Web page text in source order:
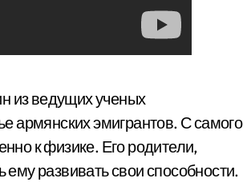
из ведущих ученых
армянских эмигрантов. С самого
к физике. Его родители,
развивать свои способности.